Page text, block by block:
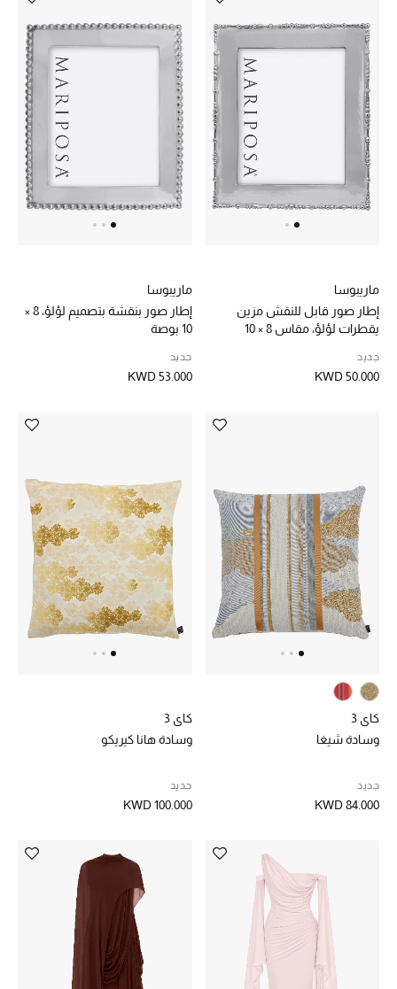
ماريبوسا
إطار صور قابل للنقش مزين
يقطرات لؤلؤ، مقاس 8 × 10
جديد
KWD 50.000
ماريبوسا
إطار صور بنقشة بتصميم لؤلؤ، 8 ×
10 بوصة
جديد
KWD 53.000
كاي 3
وسادة شيغا
جديد
KWD 84.000
كاي 3
وسادة هانا كيريكو
جديد
KWD 100.000